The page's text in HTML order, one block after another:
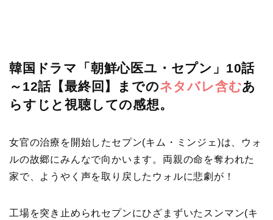
韓国ドラマ「朝鮮心医ユ・セプン」10話
～12話【最終回】までのネタバレ含むあ
らすじと視聴しての感想。
女官の治療を開始したセプン(キム・ミンジェ)は、ウォ
ルの故郷にみんなで向かいます。両親の命を奪われた
家で、ようやく声を取り戻したウォルに悲劇が！
工場を突き止められセプンにひざまずいたスンマン(キ